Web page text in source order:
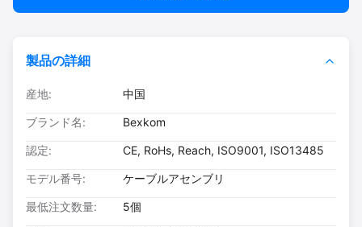
製品の詳細
産地: 中国
ブランド名: Bexkom
認定: CE, RoHs, Reach, ISO9001, ISO13485
モデル番号: ケーブルアセンブリ
最低注文数量: 5個